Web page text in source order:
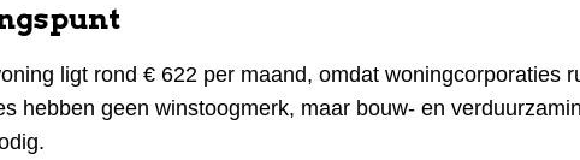
ligt rond € 622 per maand, omdat woningcorporaties
hebben geen winstoogmerk, maar bouw- en